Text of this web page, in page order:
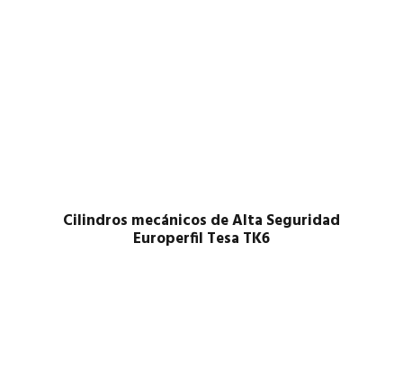
Cilindros mecánicos de Alta Seguridad
Europerfil Tesa TK6